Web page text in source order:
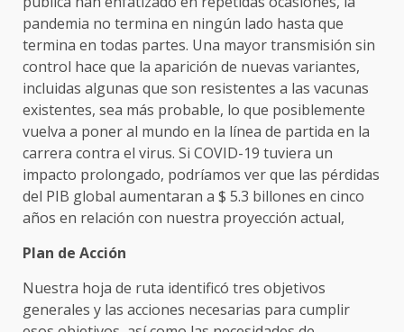
pandemia no termina en ningún lado hasta que
termina en todas partes. Una mayor transmisión sin
control hace que la aparición de nuevas variantes,
incluidas algunas que son resistentes a las vacunas
existentes, sea más probable, lo que posiblemente
vuelva a poner al mundo en la línea de partida en la
carrera contra el virus. Si COVID-19 tuviera un
impacto prolongado, podríamos ver que las pérdidas
del PIB global aumentaran a $ 5.3 billones en cinco
años en relación con nuestra proyección actual,
Plan de Acción
Nuestra hoja de ruta identificó tres objetivos
generales y las acciones necesarias para cumplir